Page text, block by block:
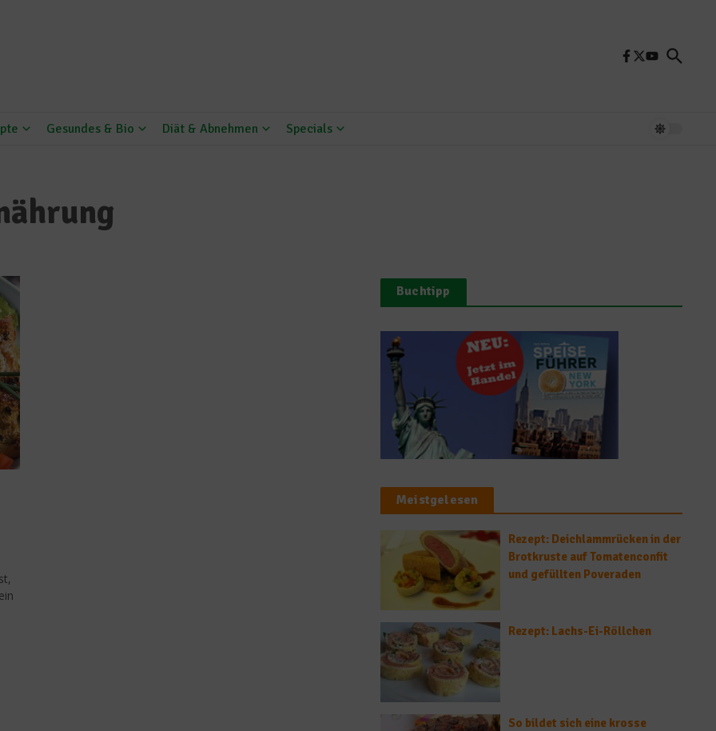
Gesundes & Bio Diät & Abnehmen Specials
Buchtipp
Meistgelesen
Rezept: Deichlammrücken in der
Brotkruste auf Tomatenconfit
und gefüllten Poveraden
Rezept: Lachs-Ei-Röllchen
So bildet sich eine krosse